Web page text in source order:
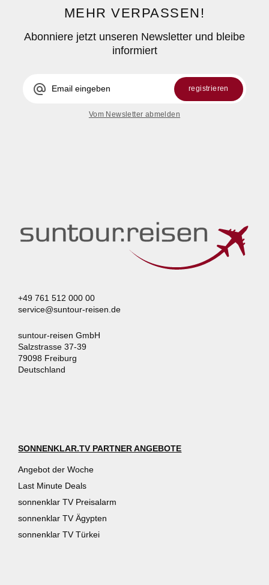
MEHR VERPASSEN!
Abonniere jetzt unseren Newsletter und bleibe
informiert
alternate_email registrieren
Vom Newsletter abmelden
+49 761 512 000 00
service@suntour-reisen.de
suntour-reisen GmbH
Salzstrasse 37-39
79098 Freiburg
Deutschland
SONNENKLAR.TV PARTNER ANGEBOTE
Angebot der Woche
Last Minute Deals
sonnenklar TV Preisalarm
sonnenklar TV Ägypten
sonnenklar TV Türkei